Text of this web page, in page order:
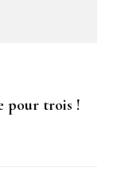
pour trois !